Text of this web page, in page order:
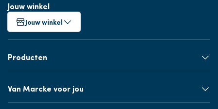
Jouw winkel
Jouw winkel
Producten
Van Marcke voor jou